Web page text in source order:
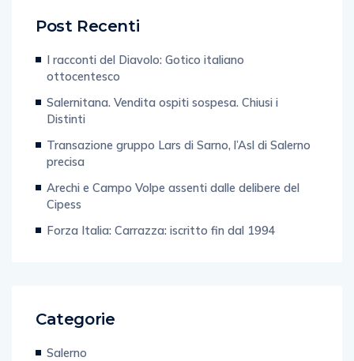
Post Recenti
I racconti del Diavolo: Gotico italiano
ottocentesco
Salernitana. Vendita ospiti sospesa. Chiusi i
Distinti
Transazione gruppo Lars di Sarno, l’Asl di Salerno
precisa
Arechi e Campo Volpe assenti dalle delibere del
Cipess
Forza Italia: Carrazza: iscritto fin dal 1994
Categorie
Salerno